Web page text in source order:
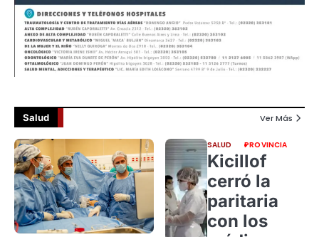
Salud Ver Más
SALUD PROVINCIA
Kicillof
cerró la
paritaria
con los